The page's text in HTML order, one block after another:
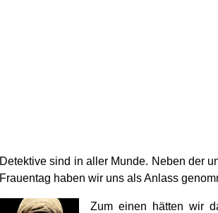
Detektive sind in aller Munde. Neben der
Frauentag haben wir uns als Anlass
Zum einen hätten wir